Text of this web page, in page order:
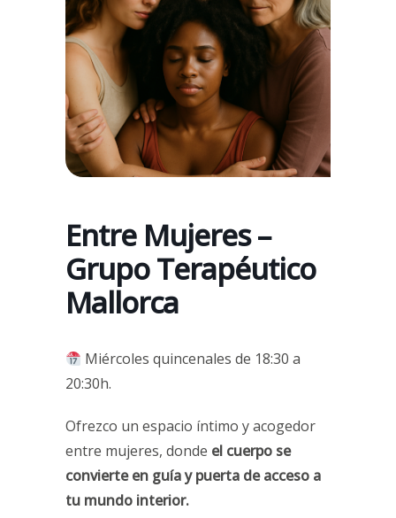
Entre Mujeres –
Grupo Terapéutico
Mallorca
Miércoles quincenales de 18:30 a
20:30h.
Ofrezco un espacio íntimo y acogedor
entre mujeres, donde el cuerpo se
convierte en guía y puerta de acceso a
tu mundo interior.